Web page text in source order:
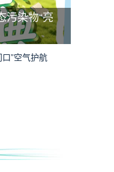
污染物“亮
”空气护航